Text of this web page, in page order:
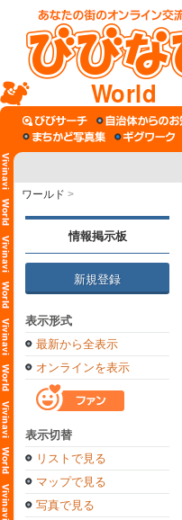
World
ワールド >
情報掲示板
新規登録
表示形式
最新から全表示
オンラインを表示
表示切替
リストで見る
マップで見る
写真で見る